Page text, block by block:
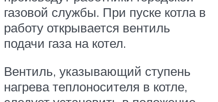
газовой службы. При пуске котла в
работу открывается вентиль
подачи газа на котел.
Вентиль, указывающий ступень
нагрева теплоносителя в котле,